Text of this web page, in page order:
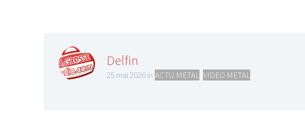
Delfin
25 mai 2026 in ACTU METAL VIDEO METAL